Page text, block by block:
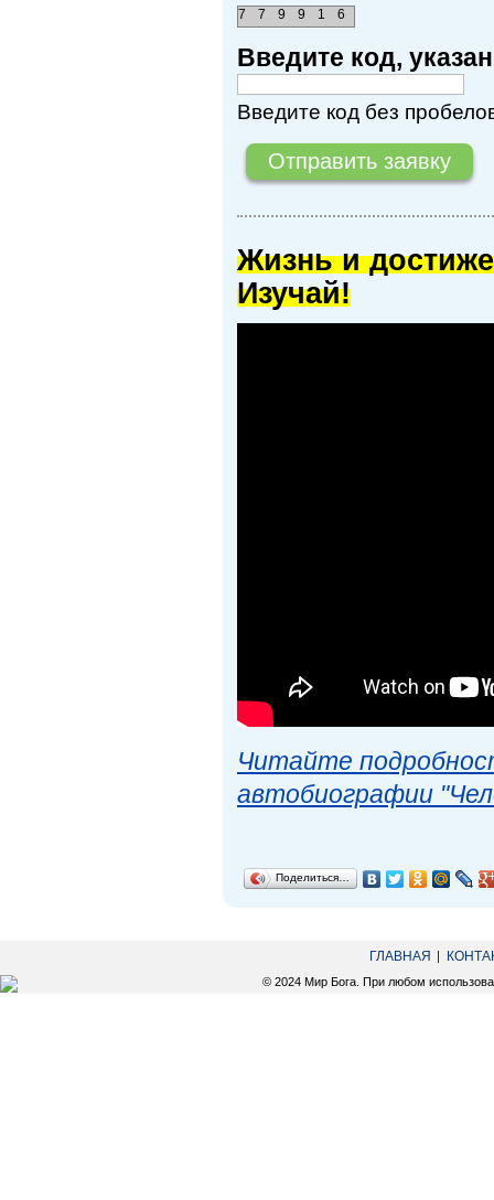
6
1
9
9
7
7
Введите код,
Введите код без
Жизнь и
Изучай!
Читайте
автобиографии
Поделиться…
ГЛАВНАЯ
© 2024 Мир Бога. При любом